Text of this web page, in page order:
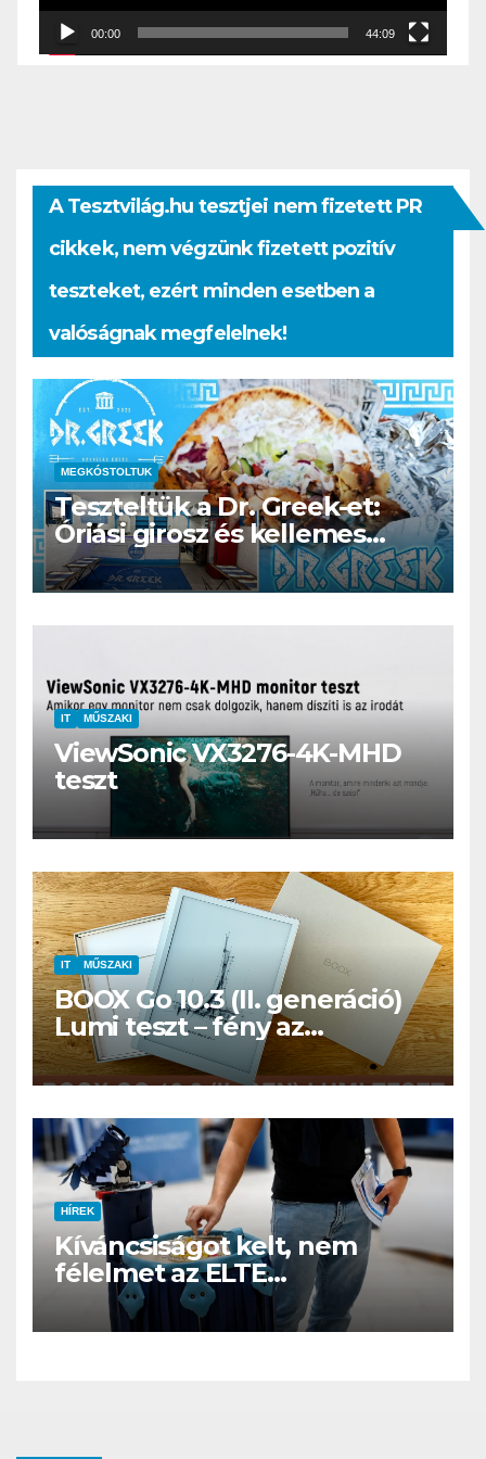
00:00 44:09
A Tesztvilág.hu tesztjei nem fizetett PR
cikkek, nem végzünk fizetett pozitív
teszteket, ezért minden esetben a
valóságnak megfelelnek!
MEGKÓSTOLTUK
Teszteltük a Dr. Greek-et:
Óriási girosz és kellemes
kerthelyiség Csepel szívében
IT MŰSZAKI
ViewSonic VX3276-4K-MHD
teszt
IT MŰSZAKI
BOOX Go 10.3 (II. generáció)
Lumi teszt – fény az
éjszakában, fél könyvtár a
családi csomagban
HÍREK
Kíváncsiságot kelt, nem
félelmet az ELTE
etológusainak felszolgáló
robotja